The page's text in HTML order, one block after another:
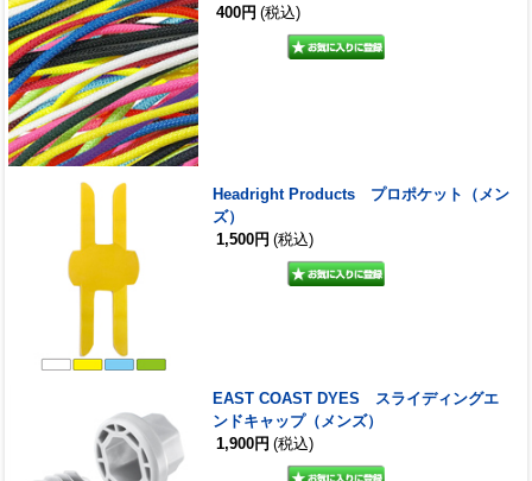
400円 (税込)
Headright Products プロポケット（メン
ズ）
1,500円 (税込)
EAST COAST DYES スライディングエ
ンドキャップ（メンズ）
1,900円 (税込)